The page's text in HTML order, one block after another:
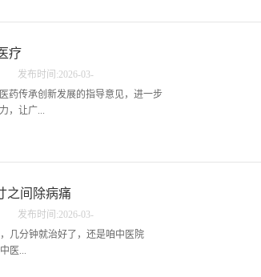
身定制的“健康加油包”。在献血休息区，一台搭载了人工智
设备，献血者在完成献血后，只需将手掌放置在感应区，短
包含经络能量值、脏腑功能分析、体质辨识及个性化调养建
机关干部饶有兴致地体验了一把。据现场医护人员介绍，献
有短暂波动，通过中医经络检测仪进行即时评估，能帮助献
学参考。“您刚献完血，来喝一杯我们特制的‘补气血茶饮’，
况，药剂科特别准备了具有益气养阴、生津止渴功效的茶
，喝下去心里暖暖的。”献血者们纷纷表示，这杯茶不仅缓解
不适，更让他们感受到了中医药在日常生活保健中的独特魅
现场发放了中药养生茶饮配方折页，普及“药食同源”知识，
疗
发布时间:2026-03-
12
药传承创新发展的指导意见，进一步
，让广...
告厅正式开班。县卫健委医政科陆
、副院长轩传顺出席开班仪式。来自
由县中医院副院长轩传顺主持。仪式
讲话。她强调，中医药是中华民族的
务的“金刚钻”。她要求全体学员：一
之间除病痛
发布时间:2026-03-
10
几分钟就治好了，还是咱中医院
医...